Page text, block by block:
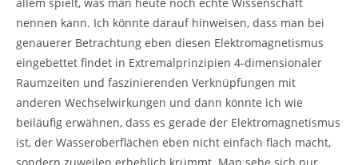
nennen kann. Ich könnte darauf hinweisen, dass man bei
genauerer Betrachtung eben diesen Elektromagnetismus
eingebettet findet in Extremalprinzipien 4-dimensionaler
Raumzeiten und faszinierenden Verknüpfungen mit
anderen Wechselwirkungen und dann könnte ich wie
beiläufig erwähnen, dass es gerade der Elektromagnetismus
ist, der Wasseroberflächen eben nicht einfach flach macht,
sondern zuweilen erheblich krümmt. Man sehe sich nur